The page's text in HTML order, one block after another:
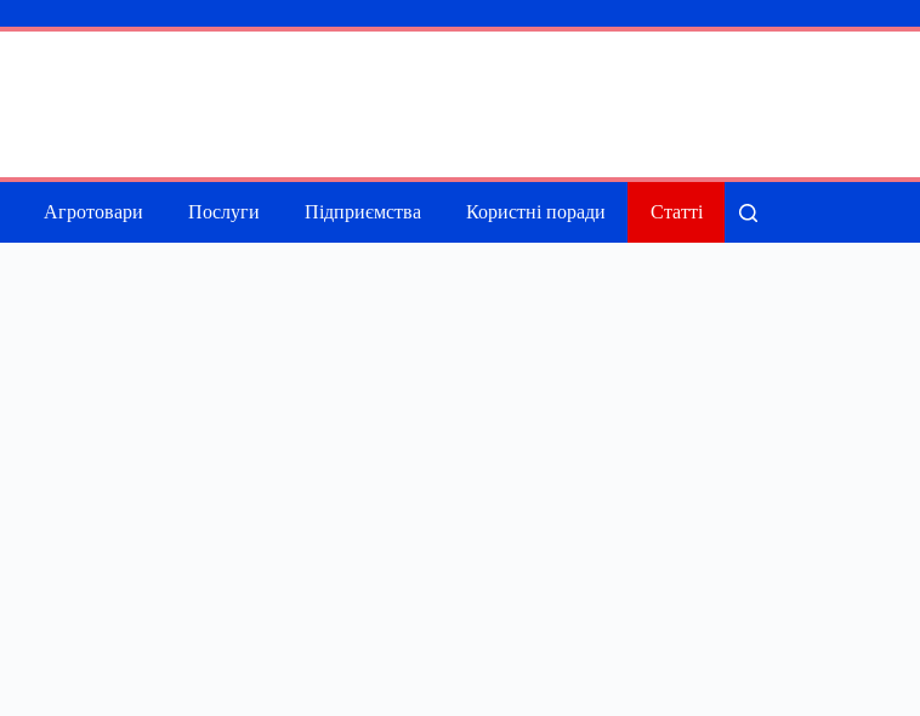
Агротовари Послуги Підприємства Користні поради Статті